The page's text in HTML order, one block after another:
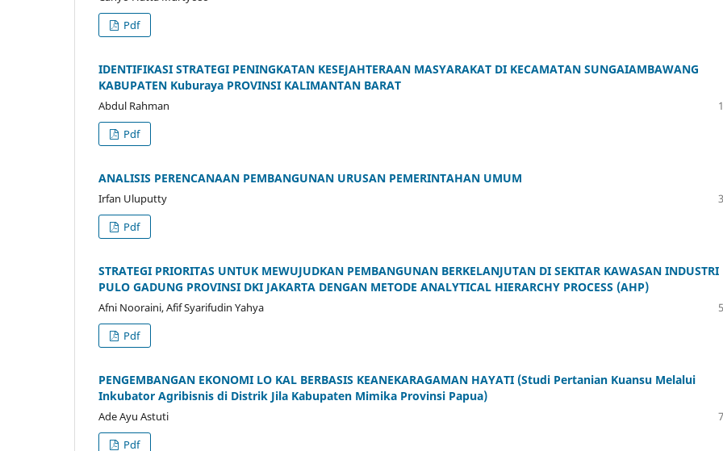
Pdf
IDENTIFIKASI STRATEGI PENINGKATAN KESEJAHTERAAN MASYARAKAT DI KECAMATAN SUNGAIAMBAWANG
KABUPATEN Kuburaya PROVINSI KALIMANTAN BARAT
Abdul Rahman
Pdf
ANALISIS PERENCANAAN PEMBANGUNAN URUSAN PEMERINTAHAN UMUM
Irfan Uluputty
Pdf
STRATEGI PRIORITAS UNTUK MEWUJUDKAN PEMBANGUNAN BERKELANJUTAN DI SEKITAR KAWASAN INDUSTRI
PULO GADUNG PROVINSI DKI JAKARTA DENGAN METODE ANALYTICAL HIERARCHY PROCESS (AHP)
Afni Nooraini, Afif Syarifudin Yahya
Pdf
PENGEMBANGAN EKONOMI LO KAL BERBASIS KEANEKARAGAMAN HAYATI (Studi Pertanian Kuansu Melalui
Inkubator Agribisnis di Distrik Jila Kabupaten Mimika Provinsi Papua)
Ade Ayu Astuti
Pdf